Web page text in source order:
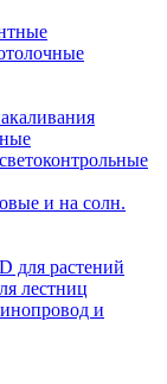
и на солн.
для растений
лестниц
и